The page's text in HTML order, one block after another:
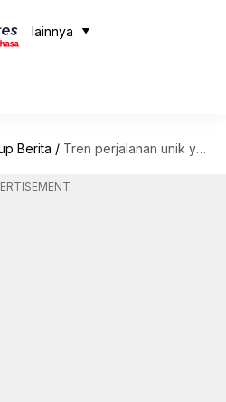
lainnya
Berita / Tren perjalanan unik yang kita saksikan di tahun 2023